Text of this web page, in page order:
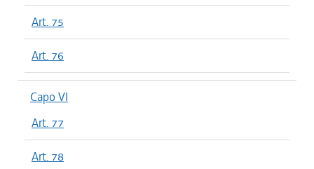
Art. 75
Art. 76
Capo VI
Art. 77
Art. 78